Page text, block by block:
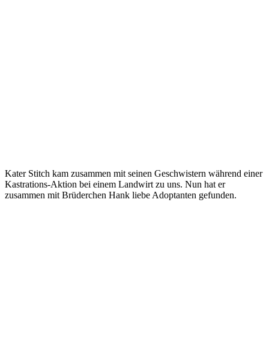
Kater Stitch kam zusammen mit seinen Geschwistern während einer
Kastrations-Aktion bei einem Landwirt zu uns. Nun hat er
zusammen mit Brüderchen Hank liebe Adoptanten gefunden.